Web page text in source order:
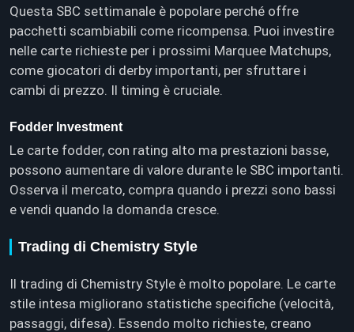
Questa SBC settimanale è popolare perché offre
pacchetti scambiabili come ricompensa. Puoi investire
nelle carte richieste per i prossimi Marquee Matchups,
come giocatori di derby importanti, per sfruttare i
cambi di prezzo. Il timing è cruciale.
Fodder Investment
Le carte fodder, con rating alto ma prestazioni basse,
possono aumentare di valore durante le SBC importanti.
Osserva il mercato, compra quando i prezzi sono bassi
e vendi quando la domanda cresce.
Trading di Chemistry Style
Il trading di Chemistry Style è molto popolare. Le carte
stile intesa migliorano statistiche specifiche (velocità,
passaggi, difesa). Essendo molto richieste, creano